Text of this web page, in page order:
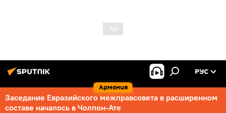
Армения
РУС
Заседание Евразийского межправсовета в расширенном
составе началось в Чолпон-Ате